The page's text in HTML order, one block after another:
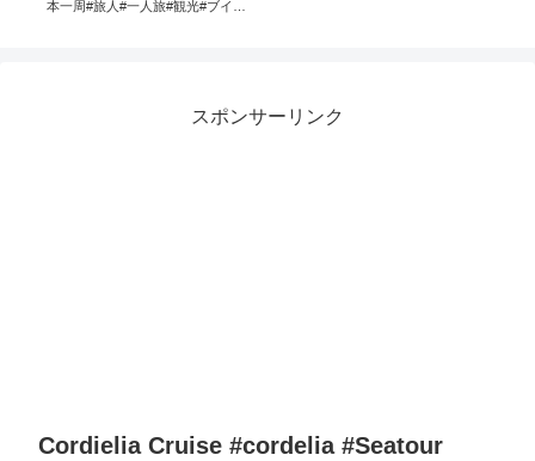
本一周#旅人#一人旅#観光#ブイロ
スポンサーリンク
Cordielia Cruise #cordelia #Seatour